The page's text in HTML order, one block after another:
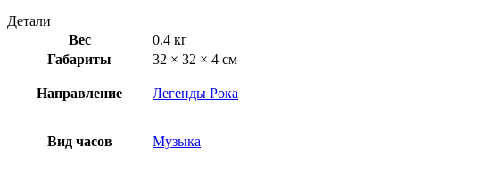
Детали
Вес
0.4 кг
Габариты
32 × 32 × 4 см
Направление Легенды Рока
Вид часов Музыка